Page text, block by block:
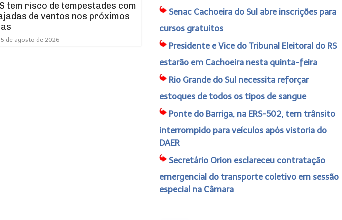
tem risco de tempestades com
de ventos nos próximos
5 de agosto de 2026
Senac Cachoeira do Sul abre inscrições para
cursos gratuitos
Presidente e Vice do Tribunal Eleitoral do RS
estarão em Cachoeira nesta quinta-feira
Rio Grande do Sul necessita reforçar
estoques de todos os tipos de sangue
Ponte do Barriga, na ERS-502, tem trânsito
interrompido para veículos após vistoria do
DAER
Secretário Orion esclareceu contratação
emergencial do transporte coletivo em sessão
especial na Câmara